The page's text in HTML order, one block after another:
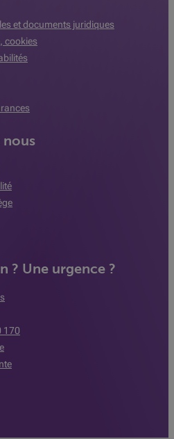
et documents juridiques
cookies
nous
? Une urgence ?
170